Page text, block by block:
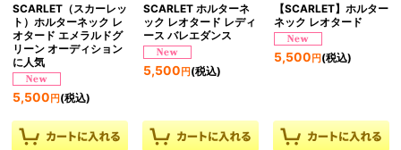
SCARLET（スカーレッ
ト）ホルターネック レ
オタード エメラルドグ
リーン オーディション
に人気
5,500 円 (税込)
SCARLET ホルターネ
ック レオタード レディ
ース バレエダンス
5,500 円(税込)
【SCARLET】ホルター
ネック レオタード
5,500 円(税込)